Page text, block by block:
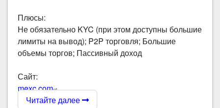
Плюсы:
Не обязательно KYC (при этом доступны большие
лимиты на вывод); P2P торговля; Большие
объемы торгов; Пассивный доход
Сайт:
mexc.com
Читайте далее